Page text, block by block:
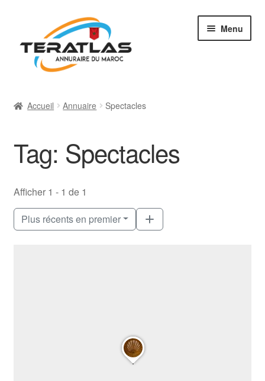
navigation
contenu
Menu
Annuaire
Mon compte
Accueil Annuaire Spectacles
Tag: Spectacles
Afficher 1 - 1 de 1
Plus récents en premier